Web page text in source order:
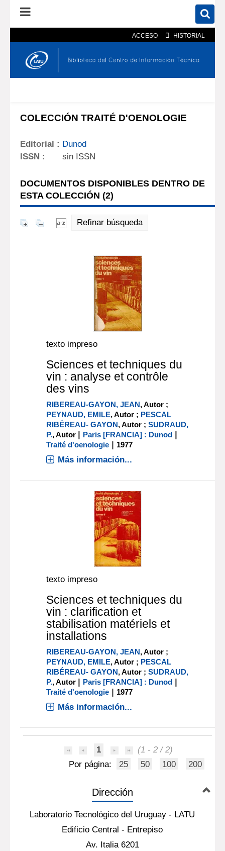
ACCESO HISTORIAL
En el catálogo En el sitio
COLECCIÓN TRAITÉ D'OENOLOGIE
Editorial : Dunod
ISSN :
sin ISSN
DOCUMENTOS DISPONIBLES DENTRO DE
ESTA COLECCIÓN (2)
Refinar búsqueda
texto impreso
Sciences et techniques du
vin : analyse et contrôle
des vins
RIBEREAU-GAYON, JEAN, Autor ;
PEYNAUD, EMILE, Autor ; PESCAL
RIBÉREAU- GAYON, Autor ;SUDRAUD,
P., Autor | Paris [FRANCIA] : Dunod |
Traité d'oenologie | 1977
Más información...
texto impreso
Sciences et techniques du
vin : clarification et
stabilisation matériels et
installations
RIBEREAU-GAYON, JEAN, Autor ;
PEYNAUD, EMILE, Autor ; PESCAL
RIBÉREAU- GAYON, Autor ;SUDRAUD,
P., Autor | Paris [FRANCIA] : Dunod |
Traité d'oenologie | 1977
Más información...
1
(1 - 2 / 2)
Por página:
25 50 100 200
Dirección
Laboratorio Tecnológico del Uruguay - LATU
Edificio Central - Entrepiso
Av. Italia 6201